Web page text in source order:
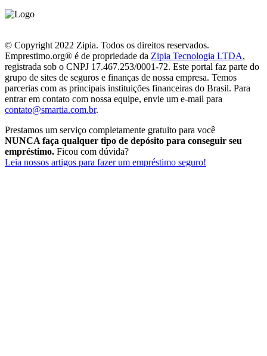
© Copyright 2022 Zipia. Todos os direitos reservados.
Emprestimo.org® é de propriedade da Zipia Tecnologia LTDA,
registrada sob o CNPJ 17.467.253/0001-72. Este portal faz parte do
grupo de sites de seguros e finanças de nossa empresa. Temos
parcerias com as principais instituições financeiras do Brasil. Para
entrar em contato com nossa equipe, envie um e-mail para
contato@smartia.com.br.
Prestamos um serviço completamente gratuito para você
NUNCA faça qualquer tipo de depósito para conseguir seu
empréstimo. Ficou com dúvida?
Leia nossos artigos para fazer um empréstimo seguro!